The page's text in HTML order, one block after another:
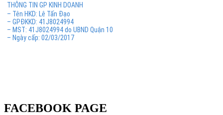
THÔNG TIN GP KINH DOANH
– Tên HKD: Lê Tấn Đạo
– GPĐKKD: 41J8024994
– MST: 41J8024994 do UBND Quận 10
– Ngày cấp: 02/03/2017
FACEBOOK PAGE